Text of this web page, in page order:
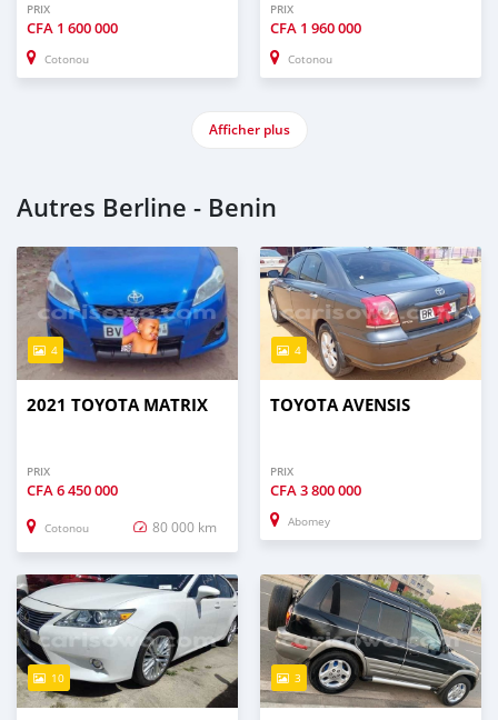
PRIX
CFA 1 600 000
Cotonou
PRIX
CFA 1 960 000
Cotonou
Afficher plus
Autres Berline - Benin
4
2021 TOYOTA MATRIX
PRIX
CFA6 450 000
Cotonou 80 000 km
4
TOYOTA AVENSIS
PRIX
CFA3 800 000
Abomey
10 3